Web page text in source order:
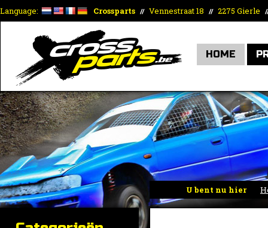
Language: Crossparts // Vennestraat 18 // 2275 Gierle
HOME
U bent nu hier